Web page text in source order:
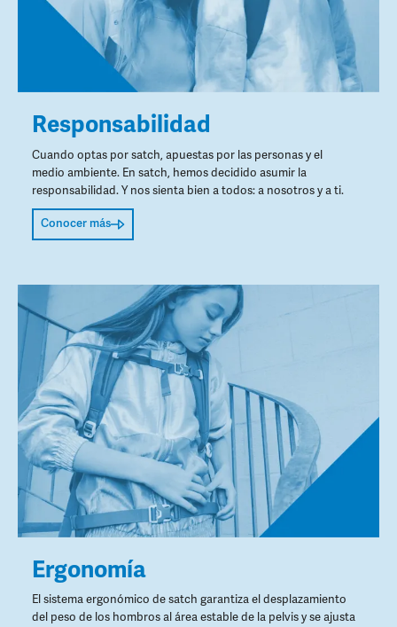
Responsabilidad
Cuando optas por satch, apuestas por las personas y el
medio ambiente. En satch, hemos decidido asumir la
responsabilidad. Y nos sienta bien a todos: a nosotros y a ti.
Conocer más
Ergonomía
El sistema ergonómico de satch garantiza el desplazamiento
del peso de los hombros al área estable de la pelvis y se ajusta